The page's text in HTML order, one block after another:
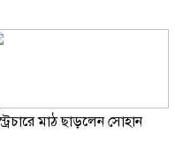
মাঠ ছাড়লেন সোহান